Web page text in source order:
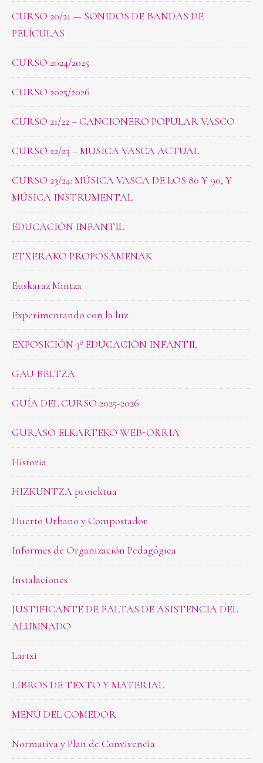
CURSO 20/21 — SONIDOS DE BANDAS DE
PELÍCULAS
CURSO 2024/2025
CURSO 2025/2026
CURSO 21/22 – CANCIONERO POPULAR VASCO
CURSO 22/23 – MUSICA VASCA ACTUAL
CURSO 23/24: MÚSICA VASCA DE LOS 80 Y 90, Y
MÚSICA INSTRUMENTAL
EDUCACIÓN INFANTIL
ETXERAKO PROPOSAMENAK
Euskaraz Mintza
Experimentando con la luz
EXPOSICIÓN 3º EDUCACIÓN INFANTIL
GAU BELTZA
GUÍA DEL CURSO 2025-2026
GURASO ELKARTEKO WEB-ORRIA
Historia
HIZKUNTZA proiektua
Huerto Urbano y Compostador
Informes de Organización Pedagógica
Instalaciones
JUSTIFICANTE DE FALTAS DE ASISTENCIA DEL
ALUMNADO
Lartxi
LIBROS DE TEXTO Y MATERIAL
MENÚ DEL COMEDOR
Normativa y Plan de Convivencia